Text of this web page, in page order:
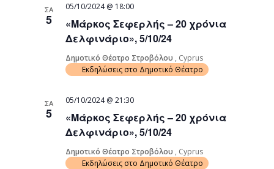
ΣΑ
5
«Μάρκος Σεφερλής – 20 χρόνια
Δελφινάριο», 5/10/24
05/10/2024 @ 18:00
Δημοτικό Θέατρο Στροβόλου , Cyprus
Εκδηλώσεις στο Δημοτικό Θέατρο
ΣΑ
5
«Μάρκος Σεφερλής – 20 χρόνια
Δελφινάριο», 5/10/24
05/10/2024 @ 21:30
Δημοτικό Θέατρο Στροβόλου , Cyprus
Εκδηλώσεις στο Δημοτικό Θέατρο